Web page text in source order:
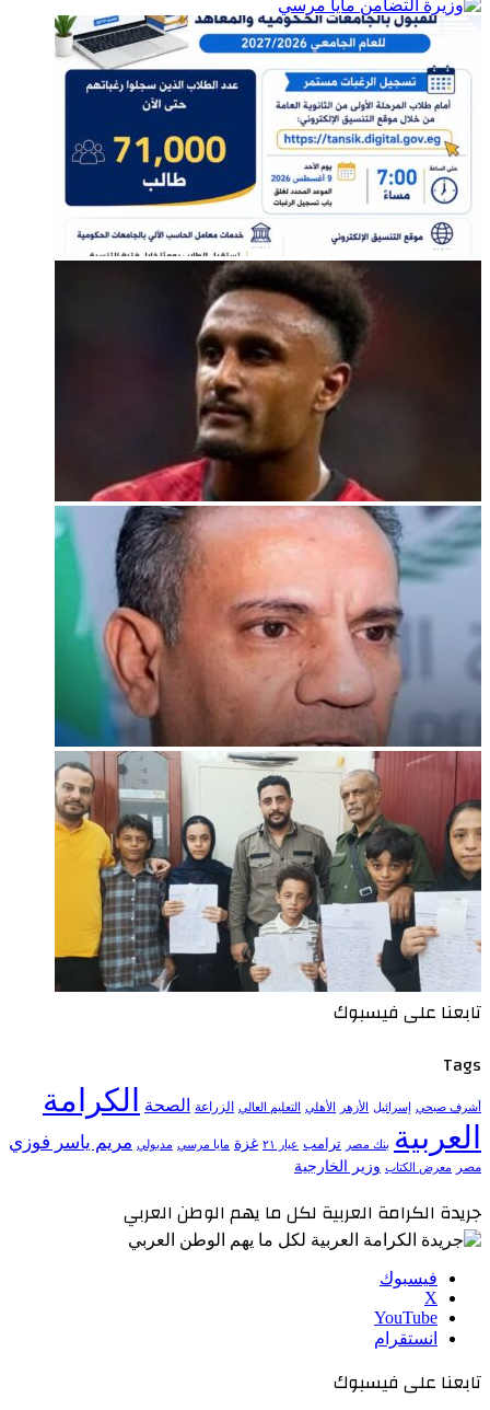
تابعنا على فيسبوك
Tags
أشرف صبحي إسرائيل الأزهر الأهلي التعليم العالي الزراعة الصحة
الكرامة
العربية
بنك مصر ترامب عيار ٢١ غزة مايا مرسي مدبولي مريم ياسر فوزي
مصر معرض الكتاب وزير الخارجية
جريدة الكرامة العربية لكل ما يهم الوطن العربي
فيسبوك
‫X
‫YouTube
انستقرام
تابعنا على فيسبوك